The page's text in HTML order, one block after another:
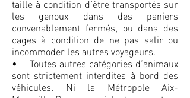
taille à condition d’être transportés sur
les genoux dans des paniers
convenablement fermés, ou dans des
cages à condition de ne pas salir ou
incommoder les autres voyageurs.
• Toutes autres catégories d’animaux
sont strictement interdites à bord des
véhicules. Ni la Métropole Aix-